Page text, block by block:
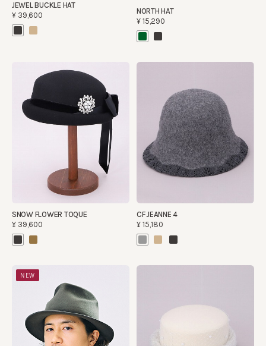
JEWEL BUCKLE HAT
¥39,600
NORTH HAT
¥15,290
SNOW FLOWER TOQUE
¥39,600
CF JEANNE 4
¥15,180
NEW